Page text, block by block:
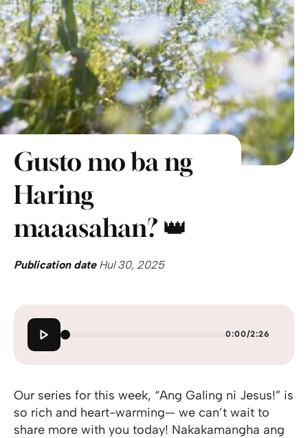
Gusto mo ba ng
Haring
maaasahan? 👑
Publication dateHul 30, 2025
0:00/2:26
Our series for this week, “Ang Galing ni Jesus!” is
so rich and heart-warming— we can’t wait to
share more with you today! Nakakamangha ang